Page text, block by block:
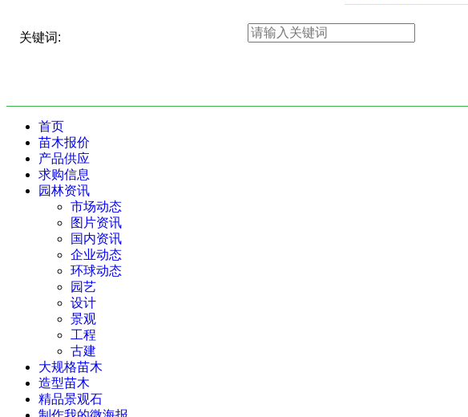
关键词:
首页
苗木报价
产品供应
求购信息
园林资讯
市场动态
图片资讯
国内资讯
企业动态
环球动态
园艺
设计
景观
工程
古建
大规格苗木
造型苗木
精品景观石